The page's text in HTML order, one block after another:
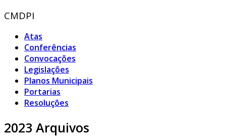
CMDPI
Atas
Conferências
Convocações
Legislações
Planos Municipais
Portarias
Resoluções
2023 Arquivos